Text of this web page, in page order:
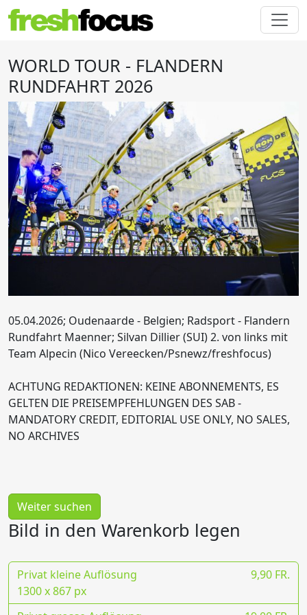
WORLD TOUR - FLANDERN
RUNDFAHRT 2026
05.04.2026; Oudenaarde - Belgien; Radsport - Flandern
Rundfahrt Maenner; Silvan Dillier (SUI) 2. von links mit
Team Alpecin (Nico Vereecken/Psnewz/freshfocus)
ACHTUNG REDAKTIONEN: KEINE ABONNEMENTS, ES
GELTEN DIE PREISEMPFEHLUNGEN DES SAB -
MANDATORY CREDIT, EDITORIAL USE ONLY, NO SALES,
NO ARCHIVES
Weiter suchen
Bild in den Warenkorb legen
Privat kleine Auflösung
9,90 FR.
1300 x 867 px